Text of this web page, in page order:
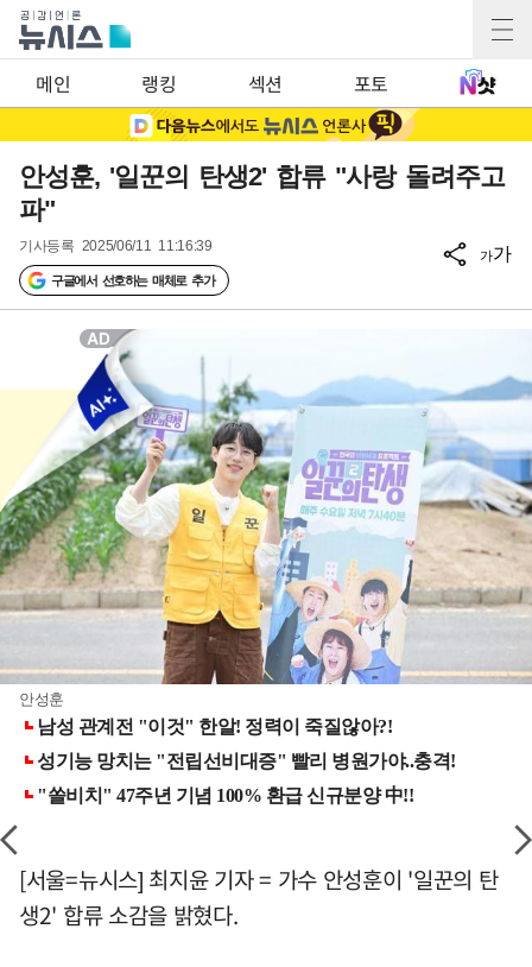
메인 랭킹 섹션 포토
안성훈, '일꾼의 탄생2' 합류 "사랑 돌려주고
파"
기사등록 2025/06/11 11:16:39
구글에서 선호하는 매체로 추가
가가
안성훈
[서울=뉴시스] 최지윤 기자 = 가수 안성훈이 '일꾼의 탄
생2' 합류 소감을 밝혔다.